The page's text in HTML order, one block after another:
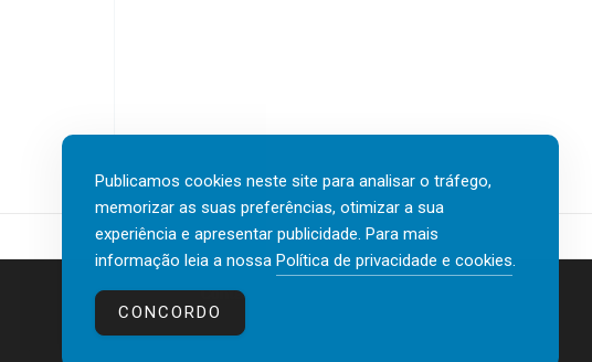
Contactos
Publicamos cookies neste site para analisar o tráfego,
memorizar as suas preferências, otimizar a sua
experiência e apresentar publicidade. Para mais
informação leia a nossa Política de privacidade e cookies.
CONCORDO